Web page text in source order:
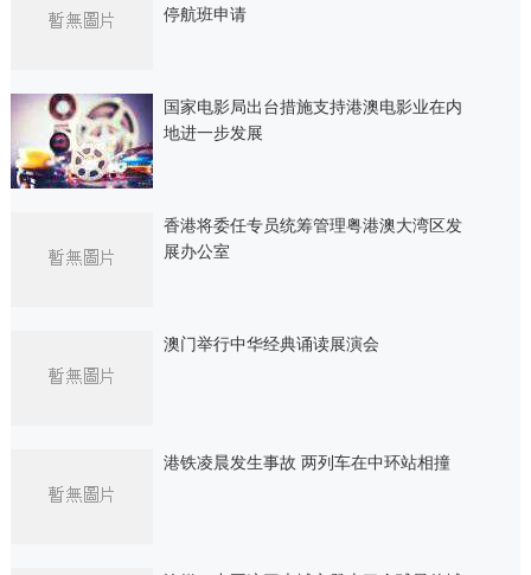
停航班申请
国家电影局出台措施支持港澳电影业在内
地进一步发展
香港将委任专员统筹管理粤港澳大湾区发
展办公室
澳门举行中华经典诵读展演会
港铁凌晨发生事故 两列车在中环站相撞